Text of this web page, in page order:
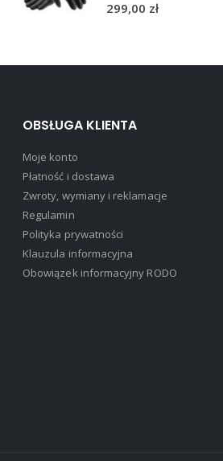
299,00 zł
OBSŁUGA KLIENTA
Moje konto
Płatność i dostawa
Zwroty, wymiany i reklamacje
Regulamin
Polityka prywatności
Klauzula informacyjna
Obowiązek informacyjny RODO